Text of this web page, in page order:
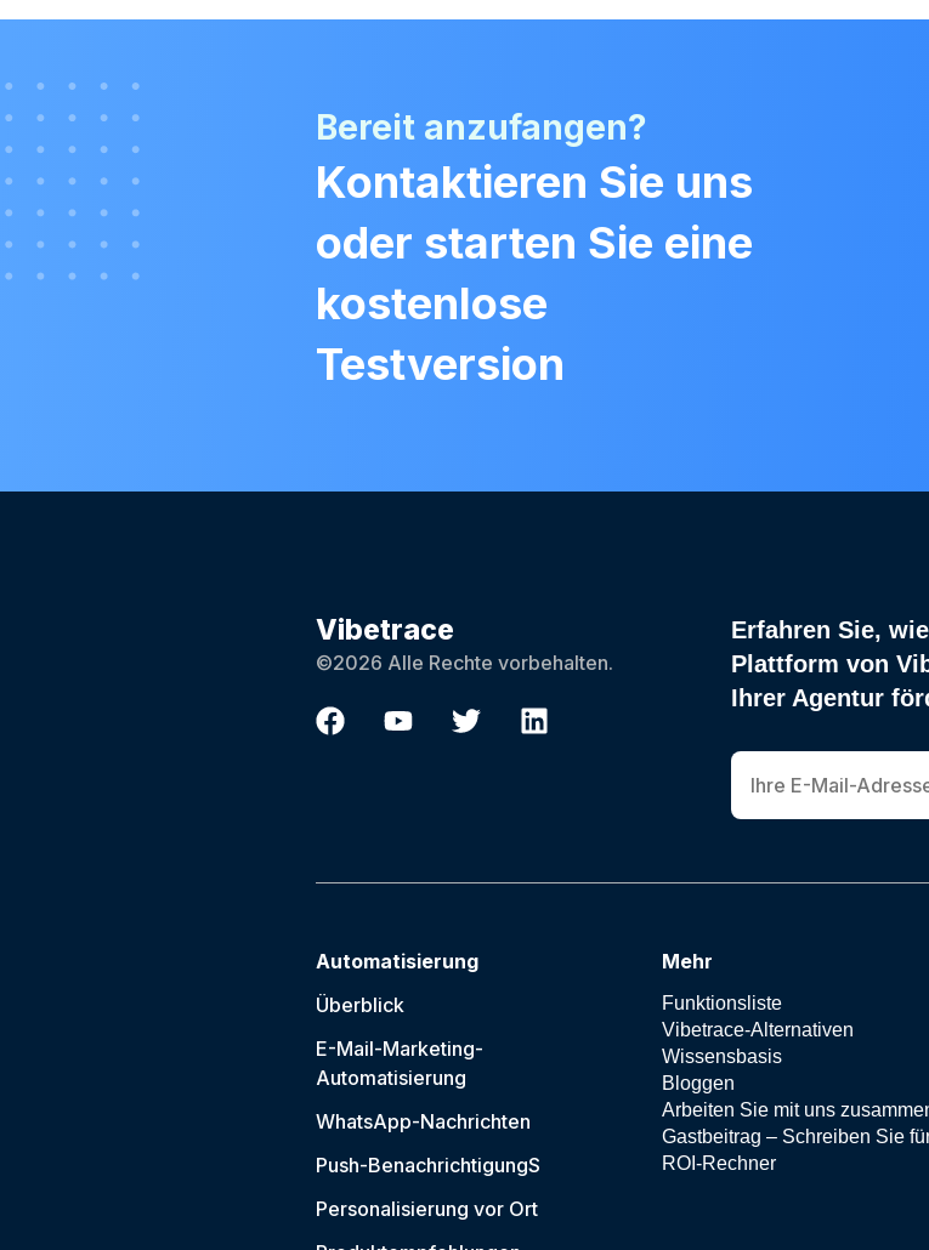
Bereit anzufangen?
Kontaktieren Sie uns
oder starten Sie eine
kostenlose
Testversion
Vibetrace
©2026 Alle Rechte vorbehalten.
Erfahren Sie,
Plattform von
Ihrer Agentur
Automatisierung
Überblick
E-Mail-Marketing-
Automatisierung
WhatsApp-Nachrichten
Push-BenachrichtigungS
Personalisierung vor Ort
Mehr
Funktionsliste
Vibetrace-Alternativen
Wissensbasis
Bloggen
Arbeiten Sie mit uns
Gastbeitrag – Schreiben Sie
ROI-Rechner